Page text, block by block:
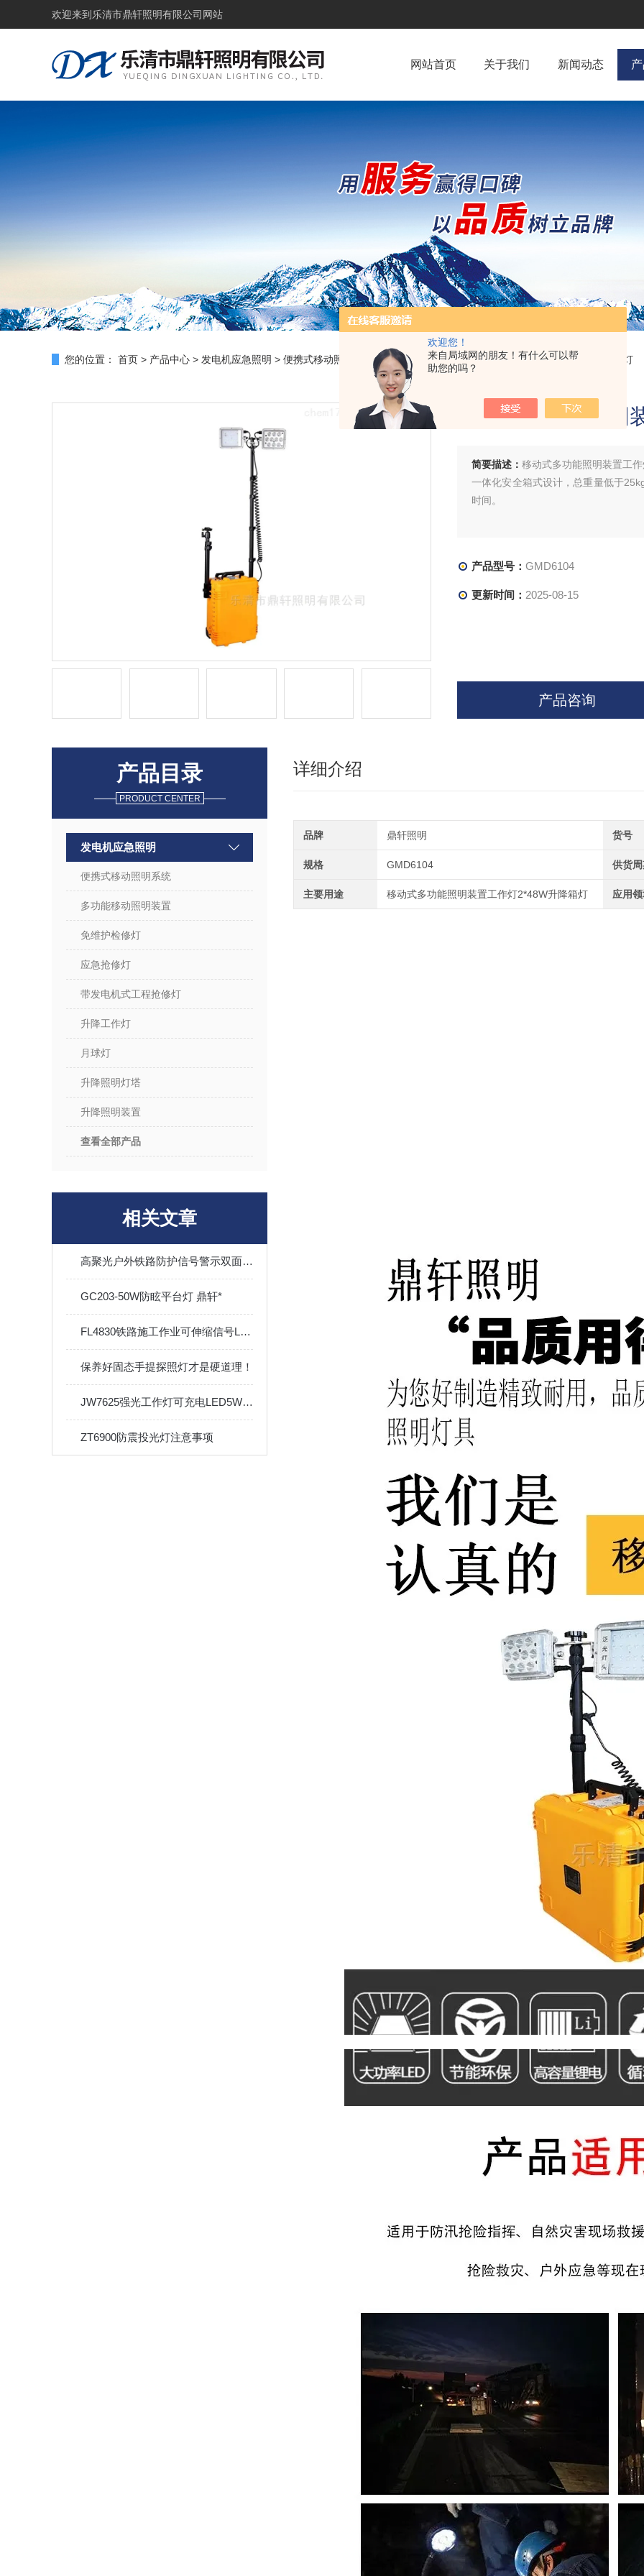
欢迎您！
来自局域网的朋友！有什么可以帮
助您的吗？
欢迎来到 乐清市鼎轩照明有限公司网站
网站首页 关于我们 新闻动态
您的位置： 首页 > 产品中心 > 发电机应急照明 > 便携式移动照明系统> GMD6104移动式多功能照明装置工作灯2*48W升降箱灯
移动式多功能照
简要描述： 移动式多功能照明装置工
一体化安全箱式设计，总重量低于
时间。
产品型号： GMD6104
更新时间： 2025-08-15
产品咨询
产品目录
PRODUCT CENTER
发电机应急照明
便携式移动照明系统
多功能移动照明装置
免维护检修灯
应急抢修灯
带发电机式工程抢修灯
升降工作灯
月球灯
升降照明灯塔
升降照明装置
查看全部产品
相关文章
高聚光户外铁路防护信号警示双面方位灯移动可手持伸缩底部磁吸
GC203-50W防眩平台灯 鼎轩*
FL4830铁路施工作业可伸缩信号LED警示灯
保养好固态手提探照灯才是硬道理！
JW7625强光工作灯可充电LED5W防水便携应急手电筒Type-c接口
ZT6900防震投光灯注意事项
详细介绍
品牌 鼎轩照明 货号
规格 GMD6104 供货
主要用途 移动式多功能照明装置工作灯2*48W升降箱灯 应用